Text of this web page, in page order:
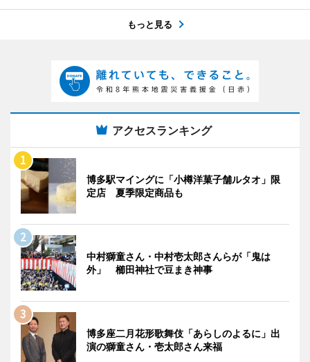
もっと見る
アクセスランキング
博多駅マイングに「小樽洋菓子舗ルタオ」限
定店 夏季限定商品も
中村獅童さん・中村壱太郎さんらが「鬼は
外」 櫛田神社で豆まき神事
博多座二月花形歌舞伎「あらしのよるに」出
演の獅童さん・壱太郎さん来福